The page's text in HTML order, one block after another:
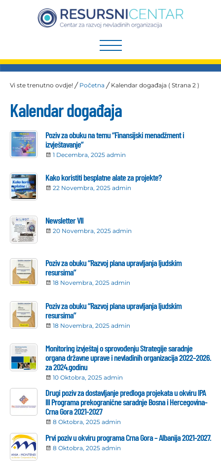
Vi ste trenutno ovdje! ╱ Početna ╱ Kalendar događaja ( Strana 2 )
Kalendar događaja
Poziv za obuku na temu “Finansijski menadžment i
izvještavanje”
1 Decembra, 2025 admin
Kako koristiti besplatne alate za projekte?
22 Novembra, 2025 admin
Newsletter VII
20 Novembra, 2025 admin
Poziv za obuku “Razvoj plana upravljanja ljudskim
resursima”
18 Novembra, 2025 admin
Poziv za obuku “Razvoj plana upravljanja ljudskim
resursima”
18 Novembra, 2025 admin
Monitoring izvještaj o sprovođenju Strategije saradnje
organa državne uprave i nevladinih organizacija 2022–2026.
za 2024.godinu
10 Oktobra, 2025 admin
Drugi poziv za dostavljanje predloga projekata u okviru IPA
III Programa prekogranične saradnje Bosna i Hercegovina-
Crna Gora 2021-2027
8 Oktobra, 2025 admin
Prvi poziv u okviru programa Crna Gora – Albanija 2021-2027.
8 Oktobra, 2025 admin